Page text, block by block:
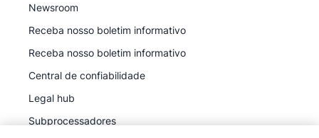
Newsroom
Receba nosso boletim informativo
Receba nosso boletim informativo
Central de confiabilidade
Legal hub
Subprocessadores